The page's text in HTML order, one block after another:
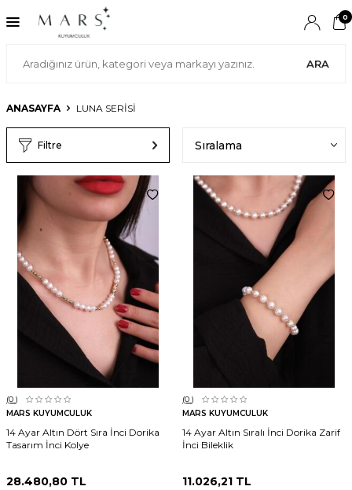
ARA
0
ANASAYFA LUNA SERİSİ
Filtre
(0 )
MARS KUYUMCULUK
14 Ayar Altın Dört Sıra İnci Dorika
Tasarım İnci Kolye
28.480,80 TL
(0 )
MARS KUYUMCULUK
14 Ayar Altın Sıralı İnci Dorika Zarif
İnci Bileklik
11.026,21 TL